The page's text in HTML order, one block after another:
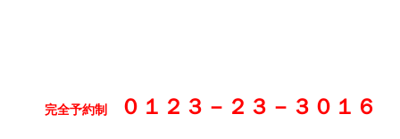
完全予約制 ０１２３－２３－３０１６